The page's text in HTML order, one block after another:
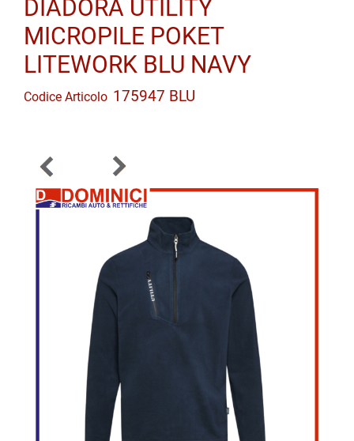
DIADORA UTILITY
MICROPILE POKET
LITEWORK BLU NAVY
Codice Articolo 175947 BLU